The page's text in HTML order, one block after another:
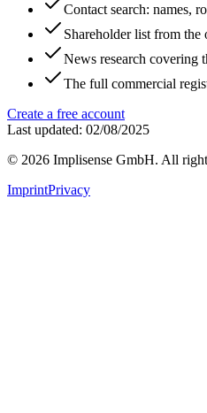
Contact search: names,
Shareholder list from
News research covering
The full commercial
Create a free account
Last updated: 02/08/2025
© 2026 Implisense GmbH. All
ImprintPrivacy